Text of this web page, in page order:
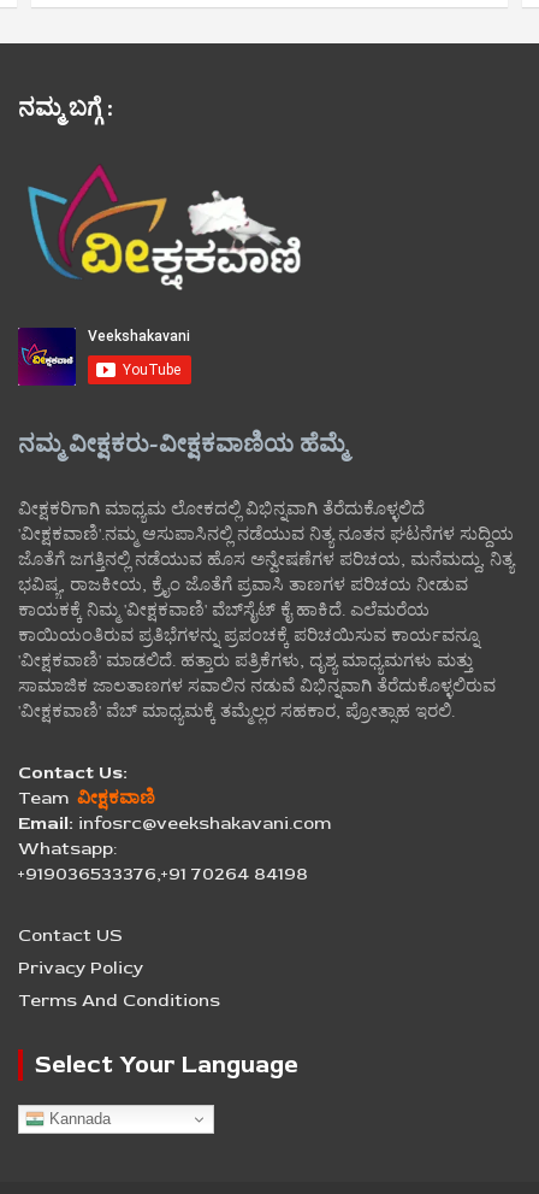
ನಮ್ಮ ಬಗ್ಗೆ :
ನಮ್ಮ ವೀಕ್ಷಕರು-ವೀಕ್ಷಕವಾಣಿಯ ಹೆಮ್ಮೆ
ವೀಕ್ಷಕರಿಗಾಗಿ ಮಾಧ್ಯಮ ಲೋಕದಲ್ಲಿ ವಿಭಿನ್ನವಾಗಿ ತೆರೆದುಕೊಳ್ಳಲಿದೆ
'ವೀಕ್ಷಕವಾಣಿ'.ನಮ್ಮ ಆಸುಪಾಸಿನಲ್ಲಿ ನಡೆಯುವ ನಿತ್ಯ ನೂತನ ಘಟನೆಗಳ ಸುದ್ದಿಯ
ಜೊತೆಗೆ ಜಗತ್ತಿನಲ್ಲಿ ನಡೆಯುವ ಹೊಸ ಅನ್ವೇಷಣೆಗಳ ಪರಿಚಯ, ಮನೆಮದ್ದು, ನಿತ್ಯ
ಭವಿಷ್ಯ, ರಾಜಕೀಯ, ಕ್ರೈಂ ಜೊತೆಗೆ ಪ್ರವಾಸಿ ತಾಣಗಳ ಪರಿಚಯ ನೀಡುವ
ಕಾಯಕಕ್ಕೆ ನಿಮ್ಮ 'ವೀಕ್ಷಕವಾಣಿ' ವೆಬ್‌ಸೈಟ್‌ ಕೈ ಹಾಕಿದೆ. ಎಲೆಮರೆಯ
ಕಾಯಿಯಂತಿರುವ ಪ್ರತಿಭೆಗಳನ್ನು ಪ್ರಪಂಚಕ್ಕೆ ಪರಿಚಯಿಸುವ ಕಾರ್ಯವನ್ನೂ
'ವೀಕ್ಷಕವಾಣಿ' ಮಾಡಲಿದೆ. ಹತ್ತಾರು ಪತ್ರಿಕೆಗಳು, ದೃಶ್ಯ ಮಾಧ್ಯಮಗಳು ಮತ್ತು
ಸಾಮಾಜಿಕ ಜಾಲತಾಣಗಳ ಸವಾಲಿನ ನಡುವೆ ವಿಭಿನ್ನವಾಗಿ ತೆರೆದುಕೊಳ್ಳಲಿರುವ
'ವೀಕ್ಷಕವಾಣಿ' ವೆಬ್ ಮಾಧ್ಯಮಕ್ಕೆ ತಮ್ಮೆಲ್ಲರ ಸಹಕಾರ, ಪ್ರೋತ್ಸಾಹ ಇರಲಿ.
Contact Us:
Team ವೀಕ್ಷಕವಾಣಿ
Email: infosrc@veekshakavani.com
Whatsapp:
+919036533376,+91 70264 84198
Contact US
Privacy Policy
Terms And Conditions
Select Your Language
Kannada